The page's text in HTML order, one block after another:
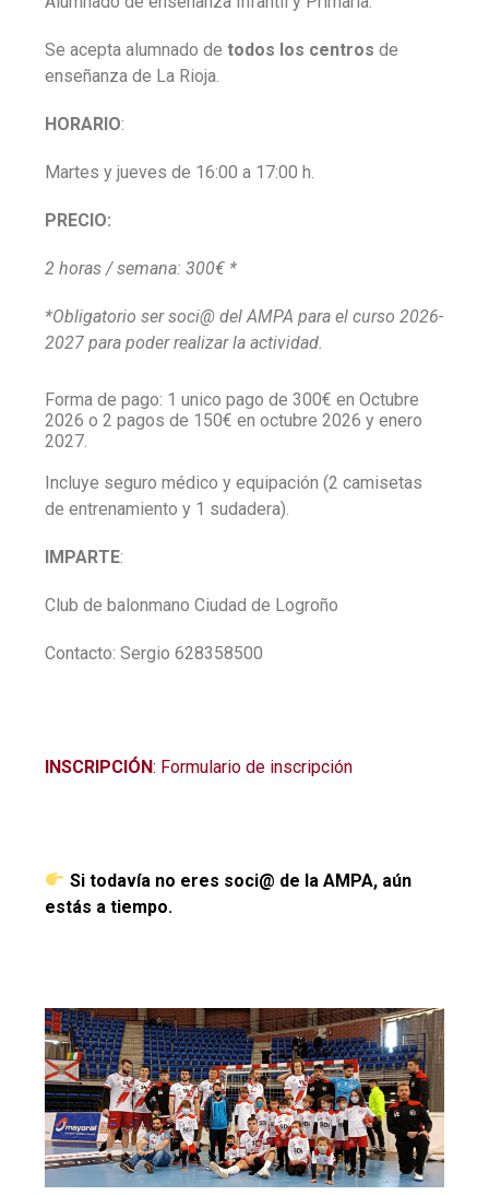
Se acepta alumnado detodos los centros de
enseñanza de La Rioja.
HORARIO:
Martes y jueves de 16:00 a 17:00 h
PRECIO:
2 horas / semana: 300€ *
*Obligatorio ser soci@ del AMPA para el curso 2026-
2027 para poder realizar la actividad.
Forma de pago: 1 unico pago de 300€ en Octubre
2026 o 2 pagos de 150€ en octubre 2026 y enero
2027.
Incluye seguro médico y equipación (2 camisetas
de entrenamiento y 1 sudadera).
IMPARTE:
Club de balonmano Ciudad de Logroño
Contacto: Sergio 628358500
INSCRIPCIÓN: Formulario de inscripción
Si todaví­a no eres soci@ de la AMPA, aún
estás a tiempo.